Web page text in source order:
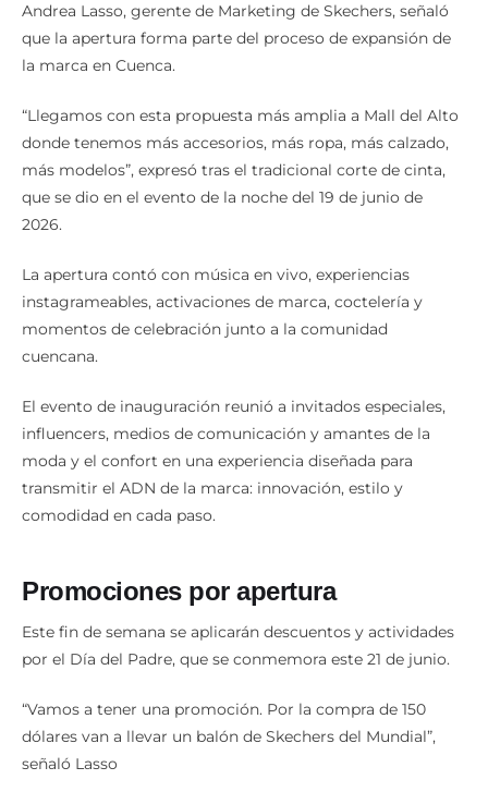
Andrea Lasso, gerente de Marketing de Skechers, señaló
que la apertura forma parte del proceso de expansión de
la marca en Cuenca.
“Llegamos con esta propuesta más amplia a Mall del Alto
donde tenemos más accesorios, más ropa, más calzado,
más modelos”, expresó tras el tradicional corte de cinta,
que se dio en el evento de la noche del 19 de junio de
2026.
La apertura contó con música en vivo, experiencias
instagrameables, activaciones de marca, coctelería y
momentos de celebración junto a la comunidad
cuencana.
El evento de inauguración reunió a invitados especiales,
influencers, medios de comunicación y amantes de la
moda y el confort en una experiencia diseñada para
transmitir el ADN de la marca: innovación, estilo y
comodidad en cada paso.
Promociones por apertura
Este fin de semana se aplicarán descuentos y actividades
por el Día del Padre, que se conmemora este 21 de junio.
“Vamos a tener una promoción. Por la compra de 150
dólares van a llevar un balón de Skechers del Mundial”,
señaló Lasso